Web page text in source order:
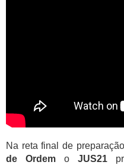
Na reta final de
de Ordem o JUS21